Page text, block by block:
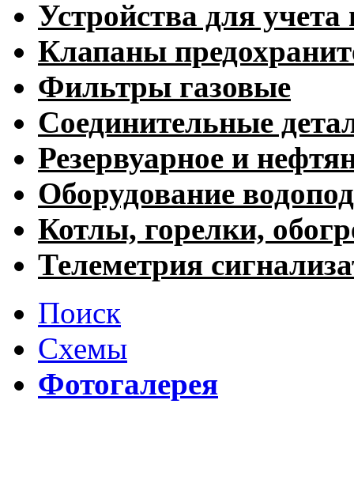
Устройства для учета
Клапаны
Фильтры газовые
Соединительные
Резервуарное и
Оборудование
Котлы, горелки,
Телеметрия
Поиск
Схемы
Фотогалерея